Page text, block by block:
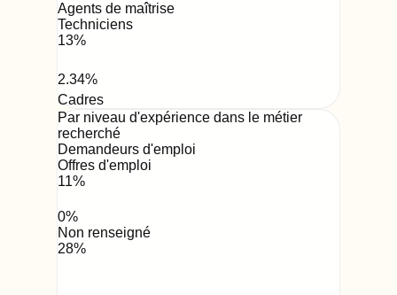
Agents de maîtrise
Techniciens
13%
2.34%
Cadres
Par niveau d'expérience dans le métier
recherché
Demandeurs d'emploi
Offres d'emploi
11%
0%
Non renseigné
28%